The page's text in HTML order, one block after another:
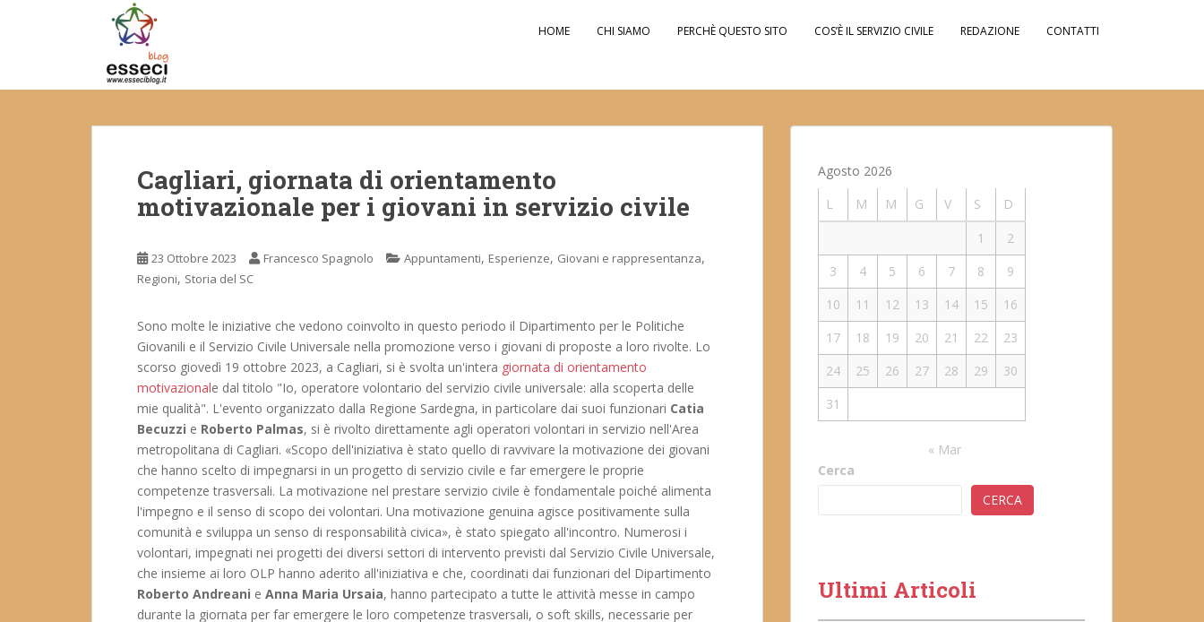
t
HOME CHI SIAMO PERCHÈ QUESTO SITO COS’È IL SERVIZIO CIVILE REDAZIONE CONTATTI
Cagliari, giornata di orientamento
motivazionale per i giovani in servizio civile
23 Ottobre 2023 Francesco Spagnolo Appuntamenti, Esperienze, Giovani e rappresentanza,
Regioni, Storia del SC
Sono molte le iniziative che vedono coinvolto in questo periodo il Dipartimento per le Politiche
Giovanili e il Servizio Civile Universale nella promozione verso i giovani di proposte a loro rivolte. Lo
scorso giovedì 19 ottobre 2023, a Cagliari, si è svolta un'intera giornata di orientamento
motivazionale dal titolo "Io, operatore volontario del servizio civile universale: alla scoperta delle
mie qualità". L'evento organizzato dalla Regione Sardegna, in particolare dai suoi funzionari Catia
Becuzzi e Roberto Palmas, si è rivolto direttamente agli operatori volontari in servizio nell'Area
metropolitana di Cagliari. «Scopo dell'iniziativa è stato quello di ravvivare la motivazione dei giovani
che hanno scelto di impegnarsi in un progetto di servizio civile e far emergere le proprie
competenze trasversali. La motivazione nel prestare servizio civile è fondamentale poiché alimenta
l'impegno e il senso di scopo dei volontari. Una motivazione genuina agisce positivamente sulla
comunità e sviluppa un senso di responsabilità civica», è stato spiegato all'incontro. Numerosi i
volontari, impegnati nei progetti dei diversi settori di intervento previsti dal Servizio Civile Universale,
che insieme ai loro OLP hanno aderito all'iniziativa e che, coordinati dai funzionari del Dipartimento
Roberto Andreani e Anna Maria Ursaia, hanno partecipato a tutte le attività messe in campo
durante la giornata per far emergere le loro competenze trasversali, o soft skills, necessarie per
Agosto 2026
L
M M G V S
D
1
2
3
4 5 6 7 8
9
10
11 12 13 14 15
16
17
18 19 20 21 22
23
24
25 26 27 28 29
30
31
« Mar
Cerca
CERCA
Ultimi Articoli